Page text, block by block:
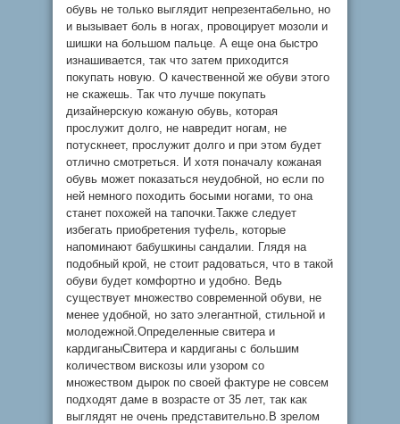
обувь не только выглядит непрезентабельно, но
и вызывает боль в ногах, провоцирует мозоли и
шишки на большом пальце. А еще она быстро
изнашивается, так что затем приходится
покупать новую. О качественной же обуви этого
не скажешь. Так что лучше покупать
дизайнерскую кожаную обувь, которая
прослужит долго, не навредит ногам, не
потускнеет, прослужит долго и при этом будет
отлично смотреться. И хотя поначалу кожаная
обувь может показаться неудобной, но если по
ней немного походить босыми ногами, то она
станет похожей на тапочки.Также следует
избегать приобретения туфель, которые
напоминают бабушкины сандалии. Глядя на
подобный крой, не стоит радоваться, что в такой
обуви будет комфортно и удобно. Ведь
существует множество современной обуви, не
менее удобной, но зато элегантной, стильной и
молодежной.Определенные свитера и
кардиганыСвитера и кардиганы с большим
количеством вискозы или узором со
множеством дырок по своей фактуре не совсем
подходят даме в возрасте от 35 лет, так как
выглядят не очень представительно.В зрелом